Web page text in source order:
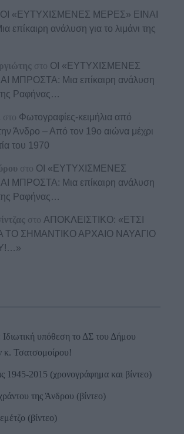
ΟΙ «ΕΥΤΥΧΙΣΜΕΝΕΣ ΜΕΡΕΣ» ΕΙΝΑΙ
ανάλυση για το λιμάνι της
στο ΟΙ «ΕΥΤΥΧΙΣΜΕΝΕΣ
ΜΠΡΟΣΤΑ: Μια επίκαιρη ανάλυση
της Ραφήνας…
στο Φωτογραφίες-κειμήλια από
Άνδρο – Από τον 19ο αιώνα μέχρι
του 1970
στο ΟΙ «ΕΥΤΥΧΙΣΜΕΝΕΣ
ΜΠΡΟΣΤΑ: Μια επίκαιρη ανάλυση
της Ραφήνας…
στο ΑΠΟΚΛΕΙΣΤΙΚΟ: «ΕΤΣΙ
ΣΗΜΑΝΤΙΚΟ ΑΡΧΑΙΟ ΝΑΥΑΓΙΟ
υπόθεση το ΔΣ του Δήμου
κ. Τσατσομοίρου!
1945-2015 (χρονογράφημα και βίντεο)
της Άνδρου (βίντεο)
(βίντεο)